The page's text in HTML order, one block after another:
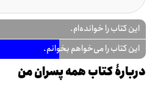
این کتاب را خوانده‌ام.
این کتاب را می‌خواهم بخوانم.
دربارۀ کتاب همه پسران من